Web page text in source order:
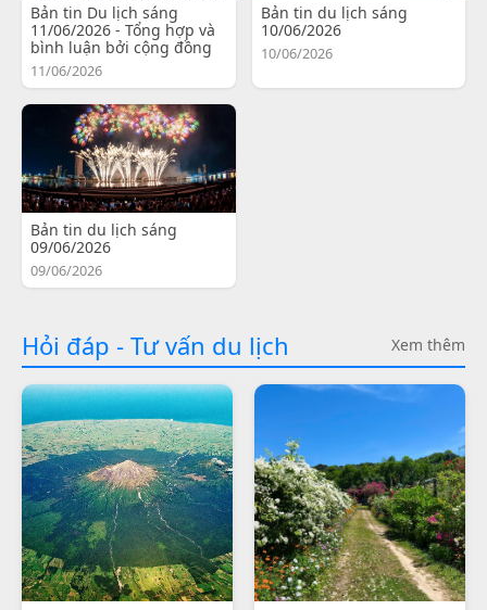
Bản tin Du lịch sáng
11/06/2026 - Tổng hợp và
bình luận bởi cộng đồng
11/06/2026
Bản tin du lịch sáng
10/06/2026
10/06/2026
Bản tin du lịch sáng
09/06/2026
09/06/2026
Hỏi đáp - Tư vấn du lịch Xem thêm